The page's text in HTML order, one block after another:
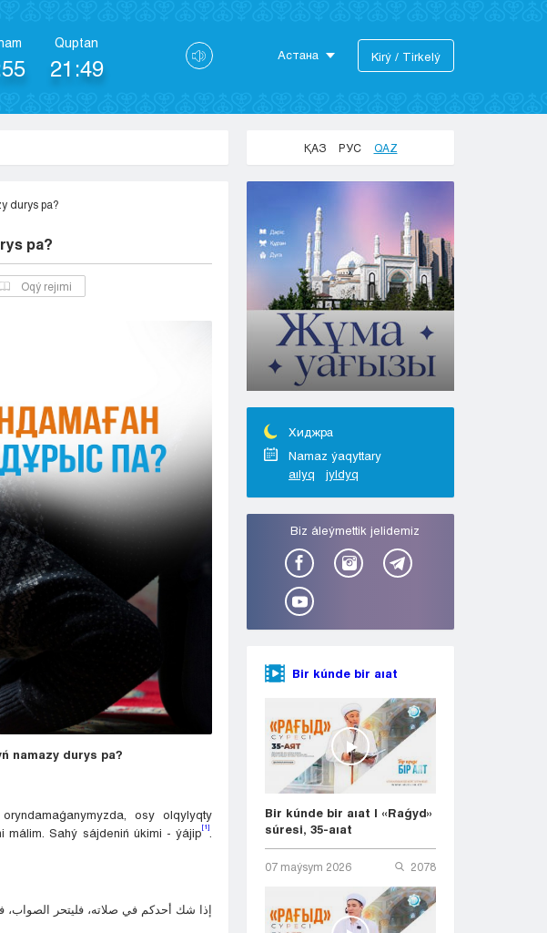
Quptan
21:49 Астана
Aktobe
Jezkazgan
Karaganda
Kokshetaý
Kostanaı
Kyzylorda
Pavlodar
Petropavlovsk
Semeı
Taldykorgan
Taraz
Týrkestan
Ýralsk
Ýst-Kamenogorsk
Shymkent
Kіrý / Tіrkelý
ҚАЗ РУС QAZ
durys pa?
pa?
Оqý rejımi
namazy durys pa?
osy olqylyqty
málim. Sahý sájdeniń úkimi - ýájip[1]
إذا شك أحدكم في صلاته، فليتحر الصواب،
Хиджра
Namaz ýaqyttary
aılyq
jyldyq
Bіz áleýmettіk jelіdemіz
Bir kúnde bir aıat
Bir kúnde bir aıat | «Raǵyd»
súresi, 35-aıat
07 maýsym 2026 2078